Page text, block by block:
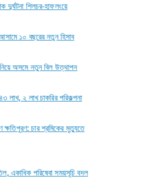
দুর্ঘটনা শিলচর-হাফলংয়ে
১০ বছরের নতুন হিসাব
নিয়ে অসমে নতুন বিল উত্থাপন
লাখ, ২ লাখ চাকরির পরিকল্পনা
ক্ষতিপূরণ: চার শ্রমিকের মৃত্যুতে
একাধিক পরিষেবা সময়সূচি বদল